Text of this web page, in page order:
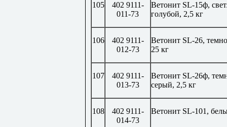
105
402 9111-
011-73
Ветонит SL-15ф,
голубой, 2,5 кг
106
402 9111-
012-73
Ветонит SL-26,
25 кг
107
402 9111-
013-73
Ветонит SL-26ф,
серый, 2,5 кг
108
402 9111-
014-73
Ветонит SL-101,